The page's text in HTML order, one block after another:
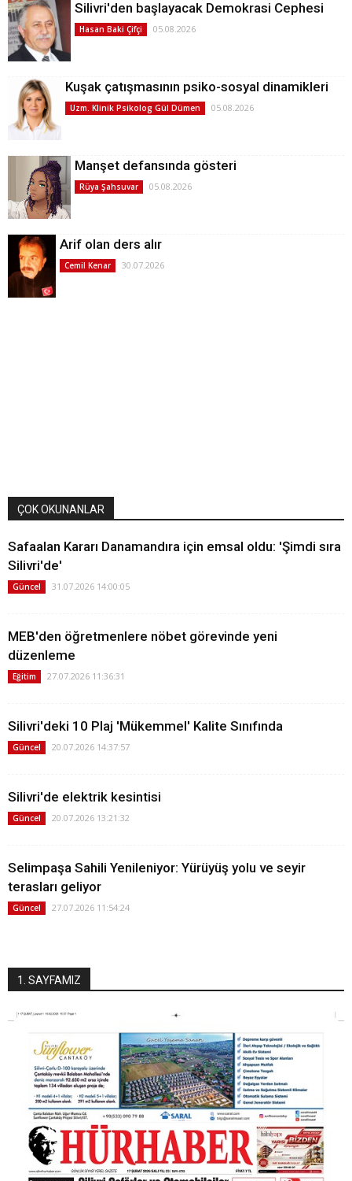
Silivri'den başlayacak Demokrasi Cephesi
Hasan Baki Çifçi 05.08.2026
Kuşak çatışmasının psiko-sosyal dinamikleri
Uzm. Klinik Psikolog Gül Dümen 05.08.2026
Manşet defansında gösteri
Rüya Şahsuvar 05.08.2026
Arif olan ders alır
Cemil Kenar 30.07.2026
ÇOK OKUNANLAR
Safaalan Kararı Danamandıra için emsal oldu: 'Şimdi sıra
Silivri'de'
Güncel 31.07.2026 14:00:05
MEB'den öğretmenlere nöbet görevinde yeni
düzenleme
Eğitim 27.07.2026 11:36:31
Silivri'deki 10 Plaj 'Mükemmel' Kalite Sınıfında
Güncel 20.07.2026 14:37:57
Silivri'de elektrik kesintisi
Güncel 20.07.2026 13:21:32
Selimpaşa Sahili Yenileniyor: Yürüyüş yolu ve seyir
terasları geliyor
Güncel 27.07.2026 11:54:24
1. SAYFAMIZ